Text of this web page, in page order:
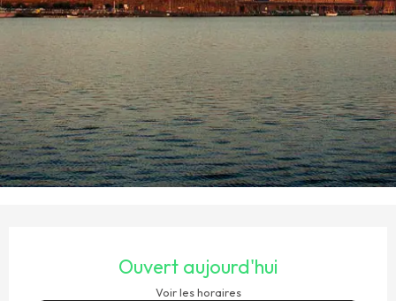
Ouvert aujourd'hui
Voir les horaires